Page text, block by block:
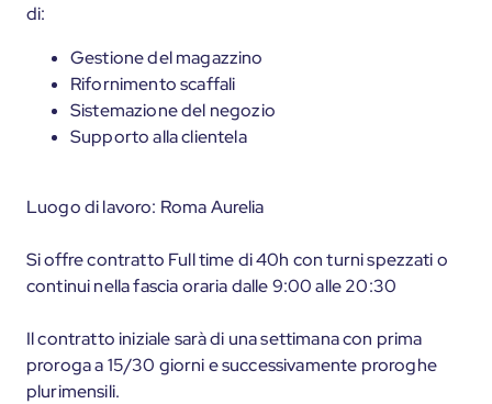
di:
Gestione del magazzino
Rifornimento scaffali
Sistemazione del negozio
Supporto alla clientela
Luogo di lavoro: Roma Aurelia
Si offre contratto Full time di 40h con turni spezzati o
continui nella fascia oraria dalle 9:00 alle 20:30
Il contratto iniziale sarà di una settimana con prima
proroga a 15/30 giorni e successivamente proroghe
plurimensili.